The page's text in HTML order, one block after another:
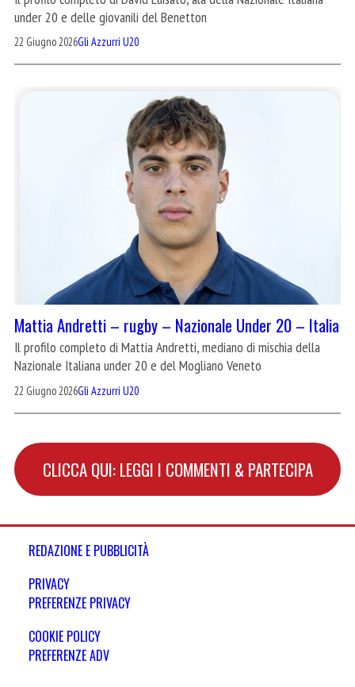
under 20 e delle giovanili del Benetton
22 Giugno 2026Gli Azzurri U20
Mattia Andretti – rugby – Nazionale Under 20 – Italia
Il profilo completo di Mattia Andretti, mediano di mischia della
Nazionale Italiana under 20 e del Mogliano Veneto
22 Giugno 2026Gli Azzurri U20
CLICCA QUI: LEGGI I COMMENTI & PARTECIPA
REDAZIONE E PUBBLICITÀ
PRIVACY
PREFERENZE PRIVACY
COOKIE POLICY
PREFERENZE ADV